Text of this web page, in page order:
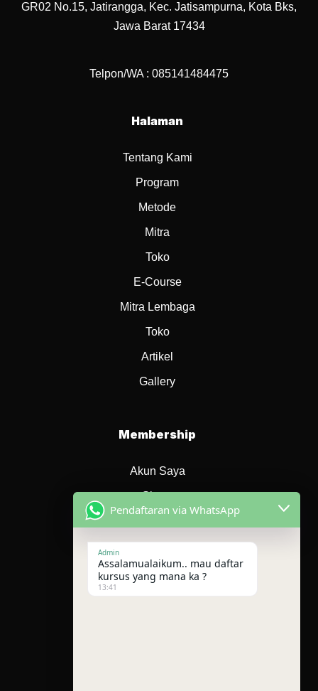
GR02 No.15, Jatirangga, Kec. Jatisampurna, Kota Bks,
Jawa Barat 17434
Telpon/WA : 085141484475
Halaman
Tentang Kami
Program
Metode
Mitra
Toko
E-Course
Mitra Lembaga
Toko
Artikel
Gallery
Membership
Akun Saya
Siswa
Sosial Media
Pendaftaran via WhatsApp
Admin
Assalamualaikum.. mau daftar
kursus yang mana ka ?
13:41